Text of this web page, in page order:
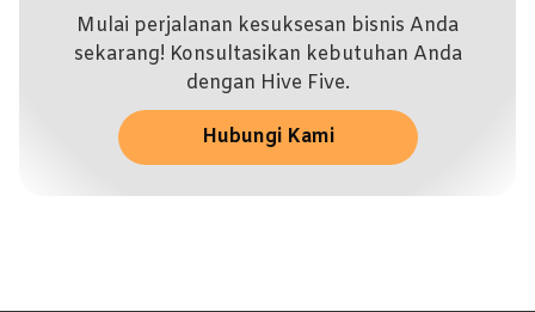
Mulai perjalanan kesuksesan bisnis Anda
sekarang! Konsultasikan kebutuhan Anda
dengan Hive Five.
Hubungi Kami